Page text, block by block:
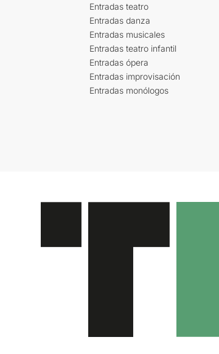
Entradas teatro
Entradas danza
Entradas musicales
Entradas teatro infantil
Entradas ópera
Entradas improvisación
Entradas monólogos